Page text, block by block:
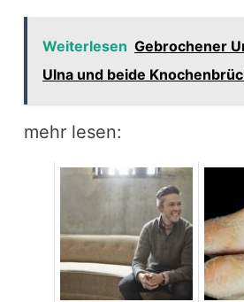
Weiterlesen Gebrochener
Ulna und beide
mehr lesen: